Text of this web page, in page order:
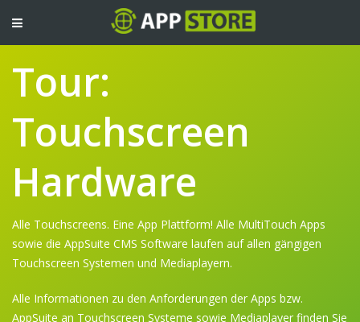
TOGGLE
NAVIGATION
Tour:
Touchscreen
Hardware
Alle Touchscreens. Eine App Plattform! Alle MultiTouch Apps
sowie die AppSuite CMS Software laufen auf allen gängigen
Touchscreen Systemen und Mediaplayern.
Alle Informationen zu den Anforderungen der Apps bzw.
AppSuite an Touchscreen Systeme sowie Mediaplayer finden Sie